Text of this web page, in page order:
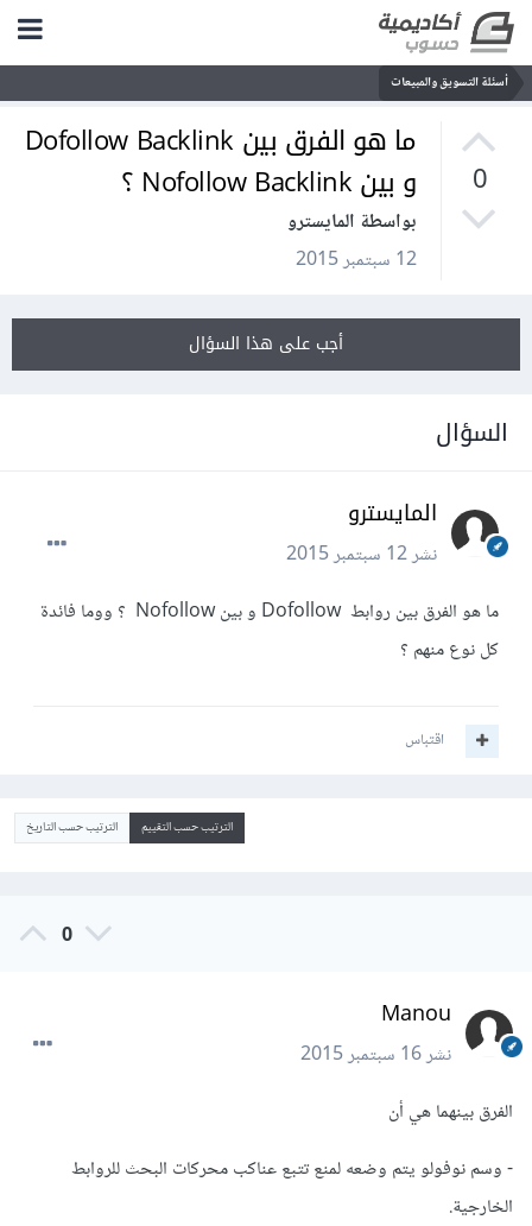
أسئلة التسويق والمبيعات
0
ما هو الفرق بين Dofollow Backlink
و بين Nofollow Backlink ؟
بواسطة المايسترو
12 سبتمبر 2015
أجب على هذا السؤال
السؤال
المايسترو
نشر12 سبتمبر 2015
ما هو الفرق بين روابط Dofollow و بين Nofollow ؟ ووما فائدة
كل نوع منهم ؟
اقتباس
الترتيب حسب التقييم الترتيب حسب التاريخ
0
Manou
نشر16 سبتمبر 2015
الفرق بينهما هي أن
- وسم نوفولو يتم وضعه لمنع تتبع عناكب محركات البحث للروابط
الخارجية.